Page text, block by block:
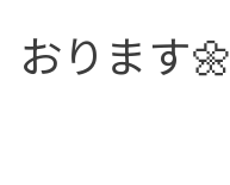
おります🌼